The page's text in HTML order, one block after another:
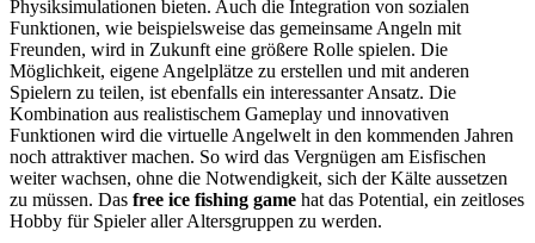
Physiksimulationen bieten. Auch die Integration von sozialen
Funktionen, wie beispielsweise das gemeinsame Angeln mit
Freunden, wird in Zukunft eine größere Rolle spielen. Die
Möglichkeit, eigene Angelplätze zu erstellen und mit anderen
Spielern zu teilen, ist ebenfalls ein interessanter Ansatz. Die
Kombination aus realistischem Gameplay und innovativen
Funktionen wird die virtuelle Angelwelt in den kommenden Jahren
noch attraktiver machen. So wird das Vergnügen am Eisfischen
weiter wachsen, ohne die Notwendigkeit, sich der Kälte aussetzen
zu müssen. Das free ice fishing game hat das Potential, ein zeitloses
Hobby für Spieler aller Altersgruppen zu werden.